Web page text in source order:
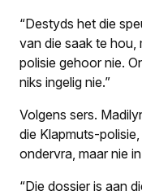
“Destyds het die
van die saak te hou,
polisie gehoor nie.
niks ingelig nie.”
Volgens sers.
die Klapmuts-
ondervra, maar nie
“Die dossier is aan